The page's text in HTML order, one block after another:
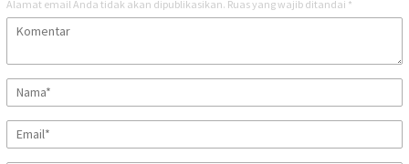
Alamat email Anda tidak akan dipublikasikan. Ruas yang wajib ditandai *